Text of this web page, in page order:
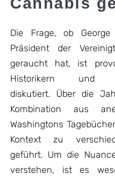
Die Frage, ob
Präsident der
geraucht hat, ist
Historikern und
diskutiert. Über die
Kombination aus
Washingtons
Kontext zu
geführt. Um die
verstehen, ist es